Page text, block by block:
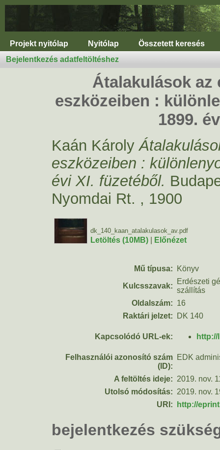
Projekt nyitólap Nyitólap
Összetett keresés
Bejelentkezés adatfeltöltéshez
Átalakulások az
eszközeiben :
1899.
Kaán Károly
eszközeiben :
évi XI. füzetéből.
Nyomdai Rt. , 1900
dk_140_kaan_atalakulasok_av.pdf
Letöltés (10MB) Előnézet
Mű típusa: Könyv
Kulcsszavak:
Erdészeti
szállítás
Oldalszám: 16
Raktári jelzet:
DK 140
Kapcsolódó URL-ek:
Felhasználói azonosító szám
(ID):
EDK
A feltöltés ideje: 2019. nov.
Utolsó módosítás: 2019. nov.
URI:
http://
bejelentkezés